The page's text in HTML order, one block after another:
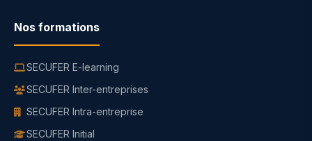
Nos formations
SECUFER E-learning
SECUFER Inter-entreprises
SECUFER Intra-entreprise
SECUFER Initial